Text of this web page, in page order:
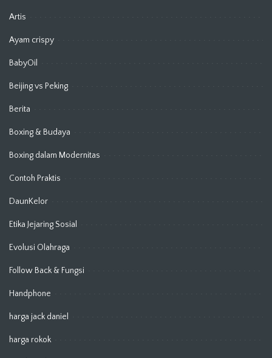
Artis
Ayam crispy
BabyOil
Beijing vs Peking
Berita
Boxing & Budaya
Boxing dalam Modernitas
Contoh Praktis
DaunKelor
Etika Jejaring Sosial
Evolusi Olahraga
Follow Back & Fungsi
Handphone
harga jack daniel
harga rokok